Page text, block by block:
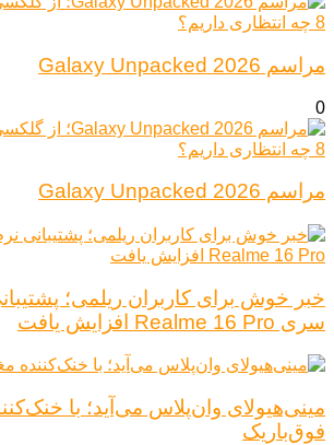
مراسم Galaxy Unpacked 2026
0
مراسم Galaxy Unpacked 2026
خبر خوش برای کاربران ریلمی؛
سری Realme 16 Pro افزایش یافت
مینی‌هیولای وان‌پلاس می‌آید؛ با
فوق‌باریک